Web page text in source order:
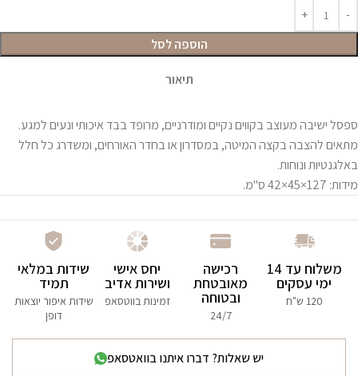
הוספה לסל
תיאור
ספסל ישיבה מעוצב בקווים נקיים ומודרניים, מרופד בבד איכותי ונעים למגע.
מתאים להצבה בקצה המיטה, במסדרון או בחדר האורחים, ומשדרג כל חלל
באלגנטיות ונוחות.
מידות: 127×45×42 ס"מ.
משלוח עד 14
ימי עסקים
120 ש"ח
רכישה
מאובטחת
ובטוחה
24/7
יחס אישי
ושירות אדיב
זמינות בווטסאפ
שידות במלאי
תמיד
שידות איפור יוצאות
דופן
יש שאלות? דברו איתנו בוואטסאפ